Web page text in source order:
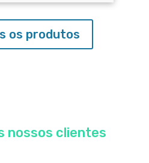
os produtos
nossos clientes